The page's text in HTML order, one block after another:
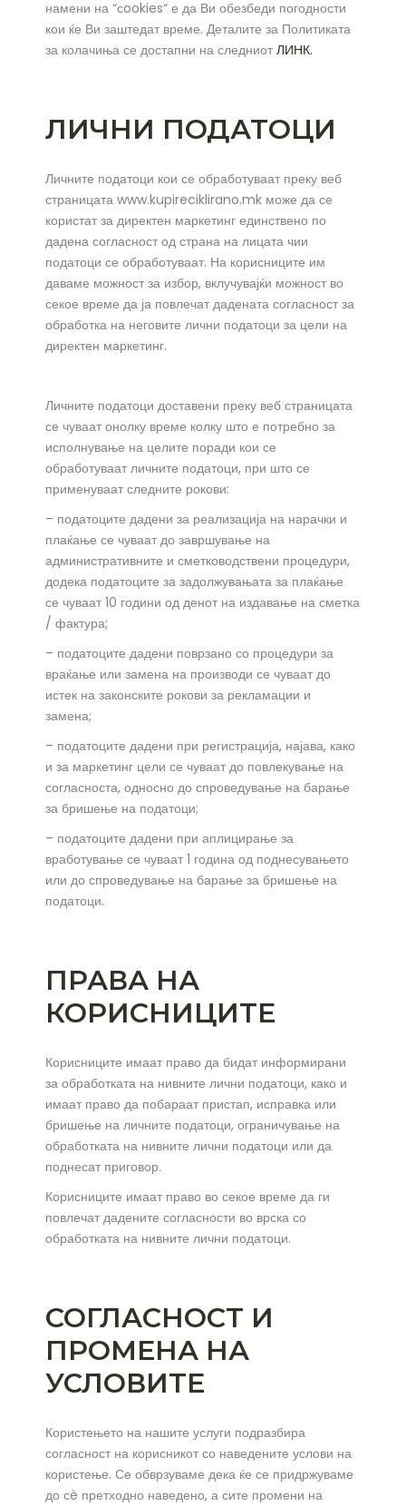
намени на “сookies“ е да Ви обезбеди погодности
кои ќе Ви заштедат време. Деталите за Политиката
за колачиња се достапни на следниотЛИНК.
ЛИЧНИ ПОДАТОЦИ
Личните податоци кои се обработуваат преку веб
страницата www.kupireciklirano.mk може да се
користат за директен маркетинг единствено по
дадена согласност од страна на лицата чии
податоци се обработуваат. На корисниците им
даваме можност за избор, вклучувајќи можност во
секое време да ја повлечат дадената согласност за
обработка на неговите лични податоци за цели на
директен маркетинг.
Личните податоци доставени преку веб страницата
се чуваат онолку време колку што е потребно за
исполнување на целите поради кои се
обработуваат личните податоци, при што се
применуваат следните рокови:
– податоците дадени за реализација на нарачки и
плаќање се чуваат до завршување на
административните и сметководствени процедури,
додека податоците за задолжувањата за плаќање
се чуваат 10 години од денот на издавање на сметка
/ фактура;
– податоците дадени поврзано со процедури за
враќање или замена на производи се чуваат до
истек на законските рокови за рекламации и
замена;
– податоците дадени при регистрација, најава, како
и за маркетинг цели се чуваат до повлекување на
согласноста, односно до спроведување на барање
за бришење на податоци;
– податоците дадени при аплицирање за
вработување се чуваат 1 година од поднесувањето
или до спроведување на барање за бришење на
податоци.
ПРАВА НА
КОРИСНИЦИТЕ
Корисниците имаат право да бидат информирани
за обработката на нивните лични податоци, како и
имаат право да побараат пристап, исправка или
бришење на личните податоци, ограничување на
обработката на нивните лични податоци или да
поднесат приговор.
Корисниците имаат право во секое време да ги
повлечат дадените согласности во врска со
обработката на нивните лични податоци.
СОГЛАСНОСТ И
ПРОМЕНА НА
УСЛОВИТЕ
Користењето на нашите услуги подразбира
согласност на корисникот со наведените услови на
користење. Се обврзуваме дека ќе се придржуваме
до сè претходно наведено, а сите промени на